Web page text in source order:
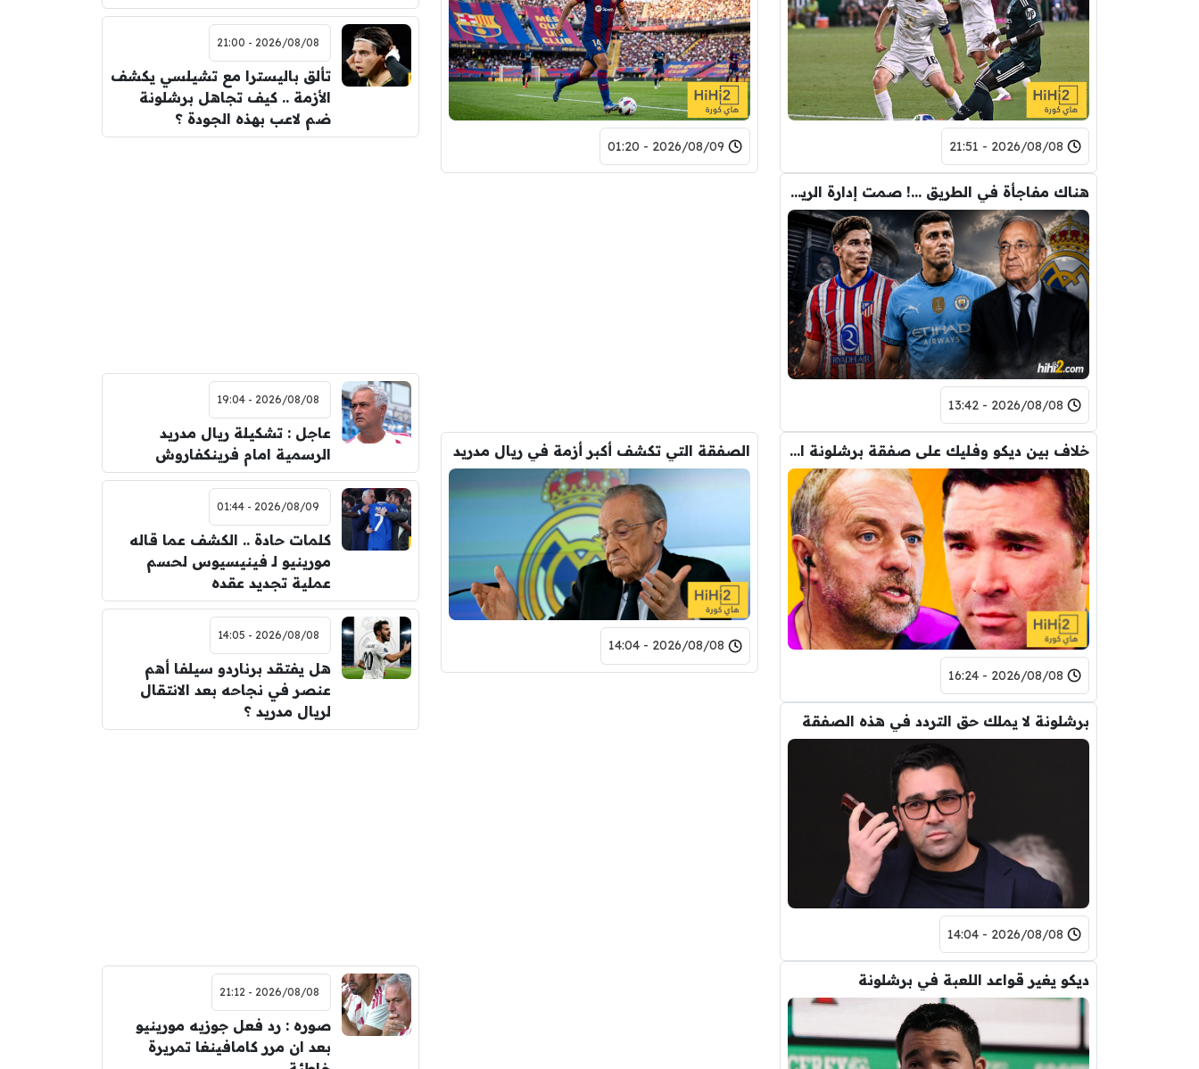
2026/08/08 - 21:51
2026/08/09 - 01:20
هناك مفاجأة في الطريق …! صمت إدارة الريال ليس من باب الصدفة
2026/08/08 - 13:42
خلاف بين ديكو وفليك على صفقة برشلونة الجديدة
2026/08/08 - 16:24
الصفقة التي تكشف أكبر أزمة في ريال مدريد
2026/08/08 - 14:04
برشلونة لا يملك حق التردد في هذه الصفقة
2026/08/08 - 14:04
ديكو يغير قواعد اللعبة في برشلونة
2026/08/08 - 21:00
تألق باليسترا مع تشيلسي يكشف
الأزمة .. كيف تجاهل برشلونة
ضم لاعب بهذه الجودة ؟
2026/08/08 - 19:04
عاجل : تشكيلة ريال مدريد
الرسمية امام فرينكفاروش
2026/08/09 - 01:44
كلمات حادة .. الكشف عما قاله
مورينيو لـ فينيسيوس لحسم
عملية تجديد عقده
2026/08/08 - 14:05
هل يفتقد برناردو سيلفا أهم
عنصر في نجاحه بعد الانتقال
لريال مدريد ؟
2026/08/08 - 21:12
صوره : رد فعل جوزيه مورينيو
بعد ان مرر كامافينغا تمريرة